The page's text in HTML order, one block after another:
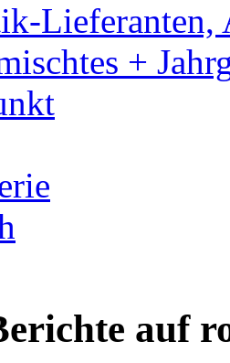
Lieferanten,
+
auf